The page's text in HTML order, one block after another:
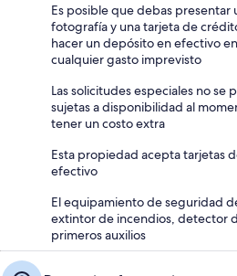
Es posible que debas
fotografía y una tarjeta de
hacer un depósito en efectivo
cualquier gasto imprevisto
Las solicitudes especiales no se
sujetas a disponibilidad al
tener un costo extra
Esta propiedad acepta tarjetas
efectivo
El equipamiento de seguridad
extintor de incendios, detector
primeros auxilios